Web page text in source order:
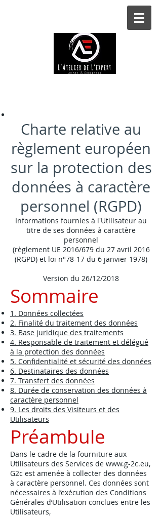
Charte relative au
règlement européen
sur la protection des
données à caractère
personnel (RGPD)
Informations fournies à l'Utilisateur au
titre de ses données à caractère
personnel
(règlement UE 2016/679 du 27 avril 2016
(RGPD) et loi n°78-17 du 6 janvier 1978)
Version du 26/12/2018
Sommaire
1. Données collectées
2. Finalité du traitement des données
3. Base juridique des traitements
4. Responsable de traitement et délégué
à la protection des données
5. Confidentialité et sécurité des données
6. Destinataires des données
7. Transfert des données
8. Durée de conservation des données à
caractère personnel
9. Les droits des Visiteurs et des
Utilisateurs
Préambule
Dans le cadre de la fourniture aux
Utilisateurs des Services de www.g-2c.eu,
G2c est amenée à collecter des données
à caractère personnel. Ces données sont
nécessaires à l’exécution des Conditions
Générales d’Utilisation conclues entre les
Utilisateurs,